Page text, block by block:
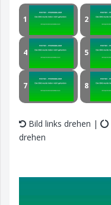
1 2
4 5
7 8
Bild links drehen |
drehen